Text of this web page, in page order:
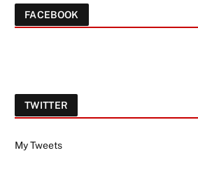
FACEBOOK
TWITTER
My Tweets